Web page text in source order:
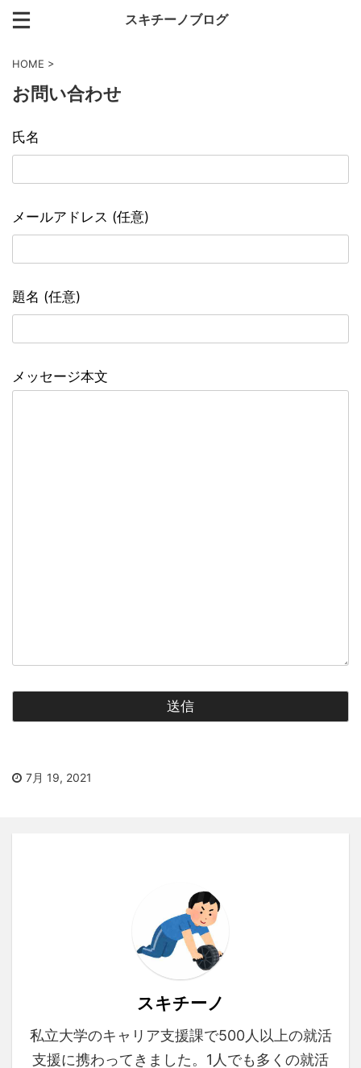
スキチーノブログ
HOME >
お問い合わせ
氏名
メールアドレス (任意)
題名 (任意)
メッセージ本文
7月 19, 2021
スキチーノ
私立大学のキャリア支援課で500人以上の就活
支援に携わってきました。1人でも多くの就活